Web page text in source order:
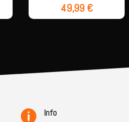
49,99 €
 Info